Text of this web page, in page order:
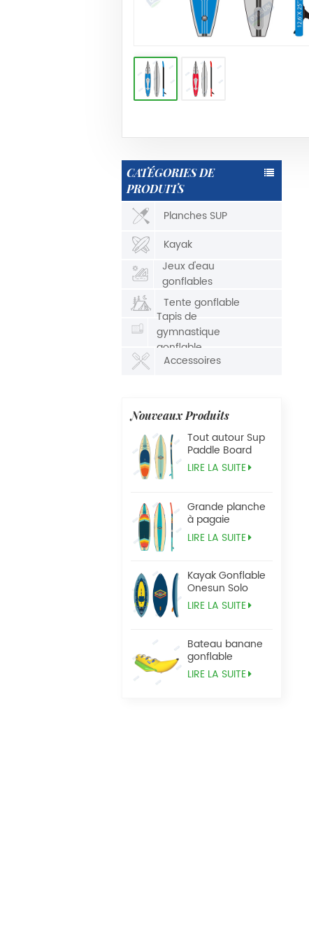
CATÉGORIES DE
PRODUITS
Planches SUP
Kayak
Jeux d'eau
gonflables
Tente gonflable
Tapis de
gymnastique
gonflable
Accessoires
Nouveaux Produits
Tout autour Sup
Paddle Board
LIRE LA SUITE
Grande planche
à pagaie
Tandem Sup
LIRE LA SUITE
Kayak Gonflable
Onesun Solo
LIRE LA SUITE
Bateau banane
gonflable
LIRE LA SUITE